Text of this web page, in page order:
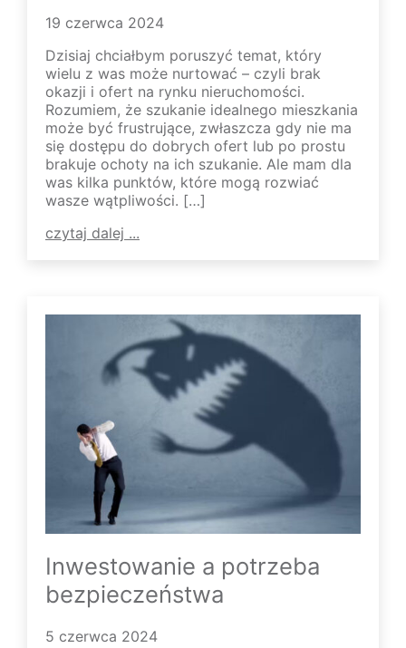
19 czerwca 2024
Dzisiaj chciałbym poruszyć temat, który
wielu z was może nurtować – czyli brak
okazji i ofert na rynku nieruchomości.
Rozumiem, że szukanie idealnego mieszkania
może być frustrujące, zwłaszcza gdy nie ma
się dostępu do dobrych ofert lub po prostu
brakuje ochoty na ich szukanie. Ale mam dla
was kilka punktów, które mogą rozwiać
wasze wątpliwości. […]
czytaj dalej ...
Inwestowanie a potrzeba
bezpieczeństwa
5 czerwca 2024